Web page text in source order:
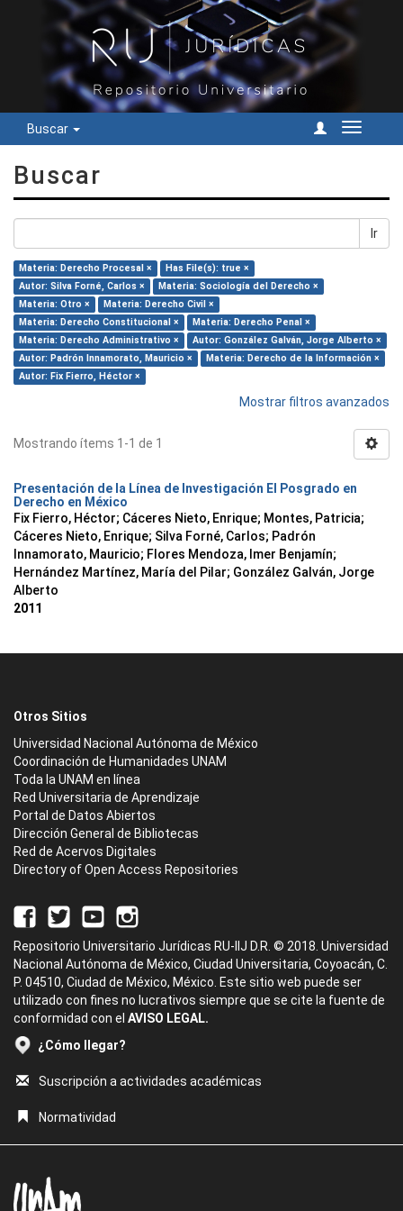
Buscar
Cambiar
Buscar
Ir
Materia: Derecho Procesal ×
Has File(s): true ×
Autor: Silva Forné, Carlos ×
Materia: Sociología del Derecho ×
Materia: Otro ×
Materia: Derecho Civil ×
Materia: Derecho Constitucional ×
Materia: Derecho Penal ×
Materia: Derecho Administrativo ×
Autor: González Galván, Jorge Alberto ×
Autor: Padrón Innamorato, Mauricio ×
Materia: Derecho de la Información ×
Autor: Fix Fierro, Héctor ×
Mostrar filtros avanzados
Mostrando ítems 1-1 de 1
Presentación de la Línea de Investigación El Posgrado en
Derecho en México
Fix Fierro, Héctor; Cáceres Nieto, Enrique; Montes, Patricia;
Cáceres Nieto, Enrique; Silva Forné, Carlos; Padrón
Innamorato, Mauricio; Flores Mendoza, Imer Benjamín;
Hernández Martínez, María del Pilar; González Galván, Jorge
Alberto
2011
Otros Sitios
Universidad Nacional Autónoma de México
Coordinación de Humanidades UNAM
Toda la UNAM en línea
Red Universitaria de Aprendizaje
Portal de Datos Abiertos
Dirección General de Bibliotecas
Red de Acervos Digitales
Directory of Open Access Repositories
Repositorio Universitario Jurídicas RU-IIJ D.R. © 2018. Universidad
Nacional Autónoma de México, Ciudad Universitaria, Coyoacán, C.
P. 04510, Ciudad de México, México. Este sitio web puede ser
utilizado con fines no lucrativos siempre que se cite la fuente de
conformidad con el AVISO LEGAL.
¿Cómo llegar?
Suscripción a actividades académicas
Normatividad